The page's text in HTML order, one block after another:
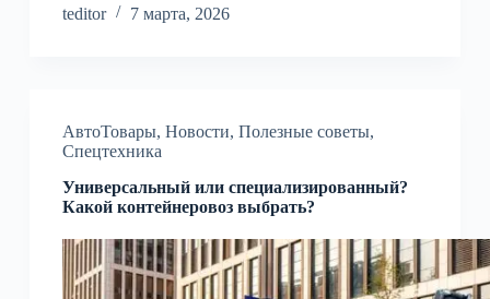
teditor 7 марта, 2026
АвтоТовары, Новости, Полезные советы,
Спецтехника
Универсальный или специализированный?
Какой контейнеровоз выбрать?